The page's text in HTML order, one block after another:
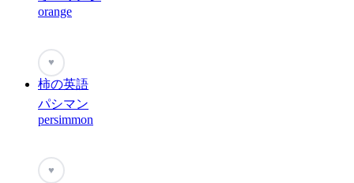
orange
♥
柿の英語
パシマン
persimmon
♥